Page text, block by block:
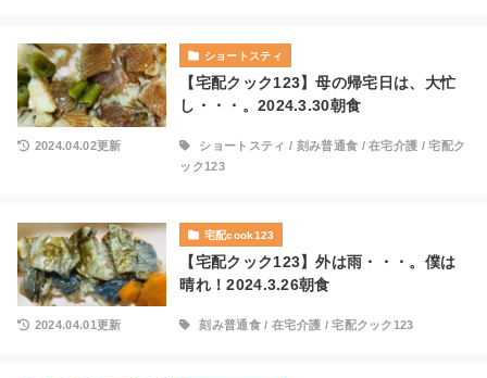
ショートスティ
【宅配クック123】母の帰宅日は、大忙
し・・・。2024.3.30朝食
2024.04.02更新 ショートスティ / 刻み普通食 /在宅介護 /宅配ク
ック123
宅配cook123
【宅配クック123】外は雨・・・。僕は
晴れ！2024.3.26朝食
2024.04.01更新 刻み普通食/ 在宅介護 /宅配クック123